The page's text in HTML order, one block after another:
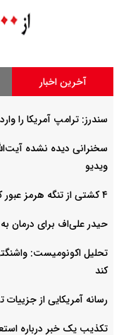
آخرین اخبار
سندرز: ترامپ آمریکا را
ویدیو
۴ کشتی از تنگه هرمز عبور کرد / کاهش۳۴درصدی ترافیک
حیدر علی‌اف برای درمان
تحلیل اکونومیست:
کند
رسانه آمریکایی از جزییات
تکذیب یک خبر درباره